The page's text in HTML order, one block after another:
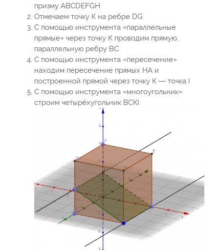
призму ABCDEFGH
Отмечаем точку К на ребре DG
С помощью инструмента «параллельные
прямые» через точку К проводим прямую,
параллельную ребру ВС
С помощью инструмента «пересечение»
находим пересечение прямых НА и
построенной прямой через точку К — точка I
С помощью инструмента «многоугольник»
строим четырёхугольник ВСКI